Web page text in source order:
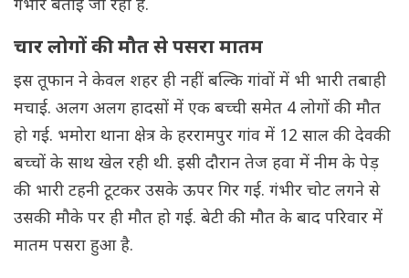
गंभीर बताई जा रही है.
चार लोगों की मौत से पसरा मातम
इस तूफान ने केवल शहर ही नहीं बल्कि गांवों में भी भारी तबाही
मचाई. अलग अलग हादसों में एक बच्ची समेत 4 लोगों की मौत
हो गई. भमोरा थाना क्षेत्र के हररामपुर गांव में 12 साल की देवकी
बच्चों के साथ खेल रही थी. इसी दौरान तेज हवा में नीम के पेड़
की भारी टहनी टूटकर उसके ऊपर गिर गई. गंभीर चोट लगने से
उसकी मौके पर ही मौत हो गई. बेटी की मौत के बाद परिवार में
मातम पसरा हुआ है.